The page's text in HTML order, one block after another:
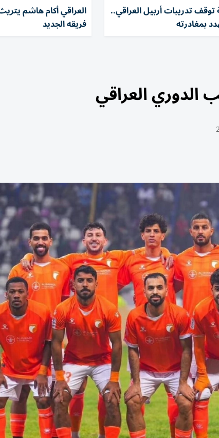
توقف تدريبات أربيل العراقي..
بمغادرته
العراقي أكام هاشم
فريقه الجديد
الدوري العراقي